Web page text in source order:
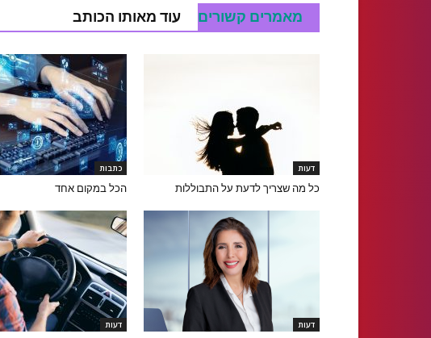
מאמרים קשורים עוד מאותו הכותב
דעות
כל מה שצריך לדעת על התבוללות
כתבות
הכל במקום אחד
דעות דעות